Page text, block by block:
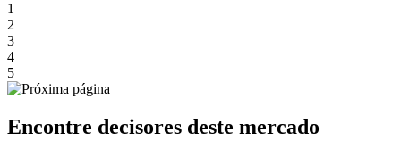
1
2
3
4
5
Encontre decisores deste mercado